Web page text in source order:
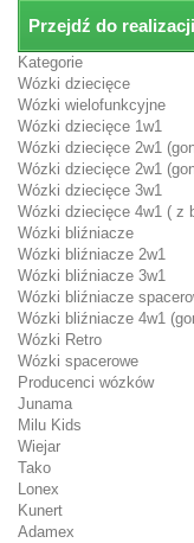
Przejdź do
Kategorie
Wózki dziecięce
Wózki wielofunkcyjne
Wózki dziecięce 1w1
Wózki dziecięce 2w1
Wózki dziecięce 2w1
Wózki dziecięce 3w1
Wózki dziecięce 4w1 ( z
Wózki bliźniacze
Wózki bliźniacze 2w1
Wózki bliźniacze 3w1
Wózki bliźniacze
Wózki bliźniacze 4w1
Wózki Retro
Wózki spacerowe
Producenci wózków
Junama
Milu Kids
Wiejar
Tako
Lonex
Kunert
Adamex